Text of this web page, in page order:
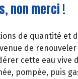
non merci !
de quantité et
de
cette eau vive
pompée, puis